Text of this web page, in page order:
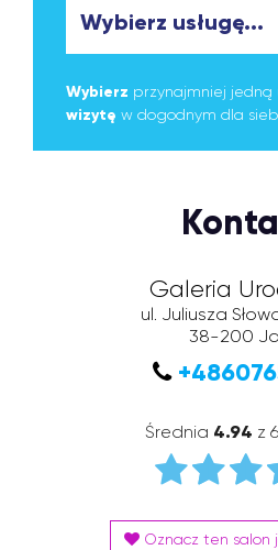
Wybierz przynajmniej jedną
wizytę w dogodnym dla
Galeria
ul. Juliusza
38-200
Średnia 4.94 z
Oznacz ten salon